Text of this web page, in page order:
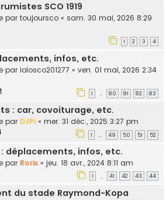
SCO 1919
par toujoursco « sam. 30 mai, 2026 8:29
1 2 3 4
infos, etc.
par lolosco201277 « ven. 01 mai, 2026 2:34
1 … 80 81 82 83
: car, covoiturage, etc.
par DJPi « mer. 31 déc., 2025 3:27 pm
1 … 49 50 51 52
: déplacements, infos, etc.
par Rorix « jeu. 18 avr., 2024 8:11 am
1 … 41 42 43 44
du stade Raymond-Kopa